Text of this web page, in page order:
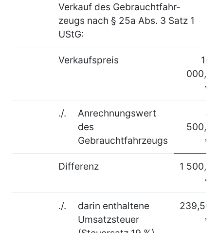
Verkauf des Gebrauchtfahr-
zeugs nach § 25a Abs. 3 Satz 1
UStG:
Verkaufspreis
10
000,–
€
./.
Anrechnungswert
des
Gebrauchtfahrzeugs
8
500,–
€
Differenz
1 500,–
€
./.
darin enthaltene
Umsatzsteuer
239,50
€